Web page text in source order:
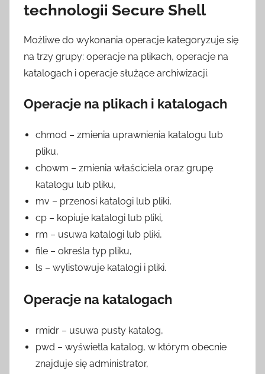
technologii Secure Shell
Możliwe do wykonania operacje kategoryzuje się
na trzy grupy: operacje na plikach, operacje na
katalogach i operacje służące archiwizacji.
Operacje na plikach i katalogach
chmod – zmienia uprawnienia katalogu lub
pliku,
chowm – zmienia właściciela oraz grupę
katalogu lub pliku,
mv – przenosi katalogi lub pliki,
cp – kopiuje katalogi lub pliki,
rm – usuwa katalogi lub pliki,
file – określa typ pliku,
ls – wylistowuje katalogi i pliki.
Operacje na katalogach
rmidr – usuwa pusty katalog,
pwd – wyświetla katalog, w którym obecnie
znajduje się administrator,